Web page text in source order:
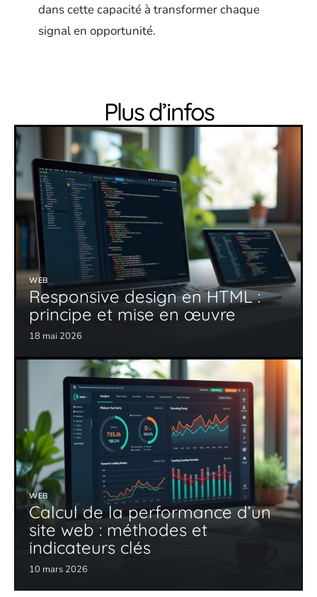
dans cette capacité à transformer chaque
signal en opportunité.
Plus d’infos
WEB
Responsive design en HTML :
principe et mise en œuvre
18 mai 2026
WEB
Calcul de la performance d’un
site web : méthodes et
indicateurs clés
10 mars 2026